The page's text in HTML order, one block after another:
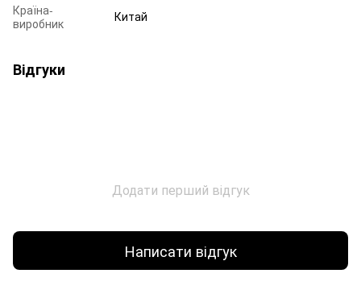
Країна-
виробник
Китай
Відгуки
Додати перший відгук
Написати відгук